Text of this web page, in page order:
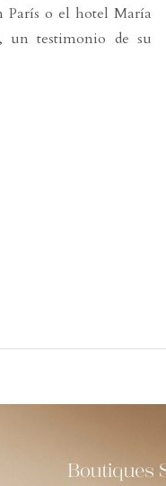
París o el hotel María
un testimonio de su